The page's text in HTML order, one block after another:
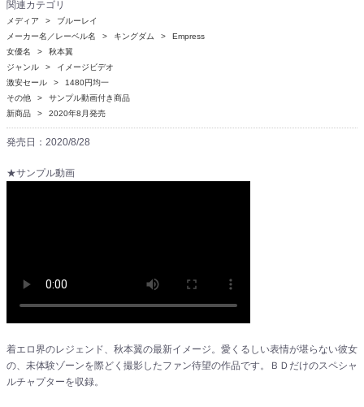
関連カテゴリ
メディア
ブルーレイ
メーカー名／レーベル名
キングダム
Empress
女優名
秋本翼
ジャンル
イメージビデオ
激安セール
1480円均一
その他
サンプル動画付き商品
新商品
2020年8月発売
発売日：2020/8/28
★サンプル動画
着エロ界のレジェンド、秋本翼の最新イメージ。愛くるしい表情が堪らない彼女
の、未体験ゾーンを際どく撮影したファン待望の作品です。ＢＤだけのスペシャ
ルチャプターを収録。